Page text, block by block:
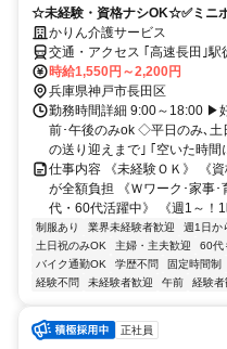
☆未経験・資格ナシOK☆✅ミニ
かりん介護サービス
交通・アクセス ｢高速長田｣駅
時給1,550円～2,200円
兵庫県神戸市長田区
勤務時間詳細 9:00～18:00 ▶
前･午後のみok ◇平日のみ､
の送り迎えまで｣ ｢空いた時間
仕事内容 《未経験ＯＫ》 《
が全額負担 《Ｗワーク･家事
代・60代活躍中》 《週1～！1
制服あり 業界未経験者歓迎 週1日か
土日祝のみOK
主婦・主夫歓迎 60代
バイク通勤OK
学歴不問 固定時間制
経験不問
未経験者歓迎 午前 経験者
正社員